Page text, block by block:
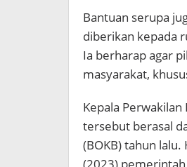
Bantuan serupa
diberikan kepada
Ia berharap agar
masyarakat,
Kepala
tersebut berasal
(BOKB) tahun lalu.